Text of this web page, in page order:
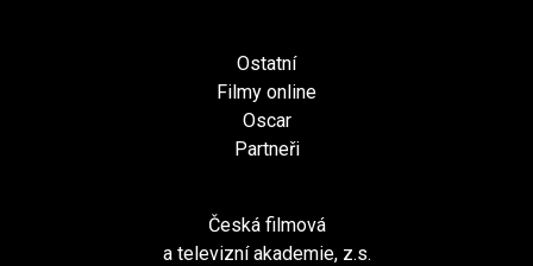
Ostatní
Filmy online
Oscar
Partneři
Česká filmová
a televizní akademie, z.s.